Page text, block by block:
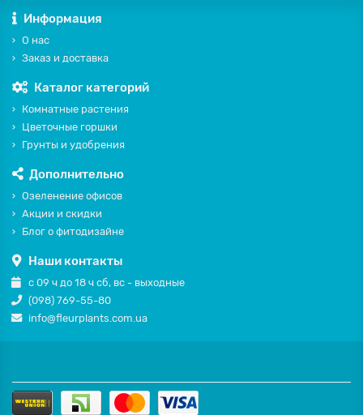
Информация
О нас
Заказ и доставка
Каталог категорий
Комнатные растения
Цветочные горшки
Грунты и удобрения
Дополнительно
Озеленение офисов
Акции и скидки
Блог о фитодизайне
Наши контакты
с 09 ч до 18 ч сб, вс - выходные
(098) 769-55-80
info@fleurplants.com.ua